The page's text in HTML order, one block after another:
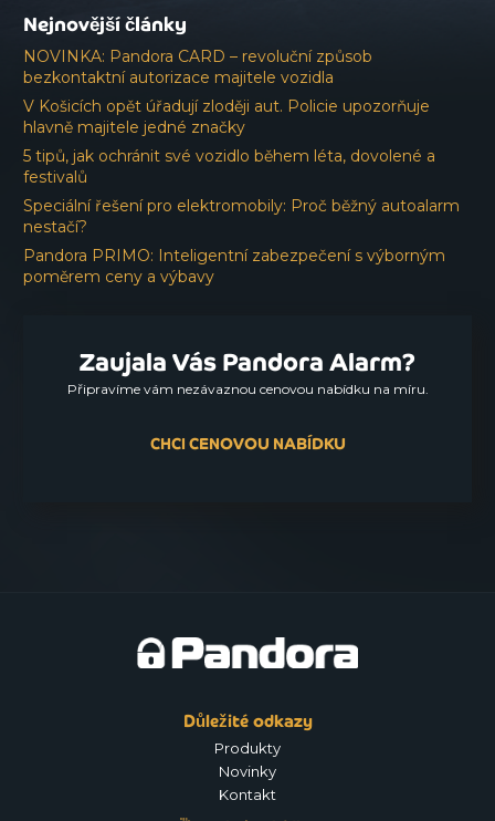
Nejnovější články
NOVINKA: Pandora CARD – revoluční způsob
bezkontaktní autorizace majitele vozidla
V Košicích opět úřadují zloději aut. Policie upozorňuje
hlavně majitele jedné značky
5 tipů, jak ochránit své vozidlo během léta, dovolené a
festivalů
Speciální řešení pro elektromobily: Proč běžný autoalarm
nestačí?
Pandora PRIMO: Inteligentní zabezpečení s výborným
poměrem ceny a výbavy
Zaujala Vás Pandora Alarm?
Připravíme vám nezávaznou cenovou nabídku na míru.
CHCI CENOVOU NABÍDKU
Důležité odkazy
Produkty
Novinky
Kontakt